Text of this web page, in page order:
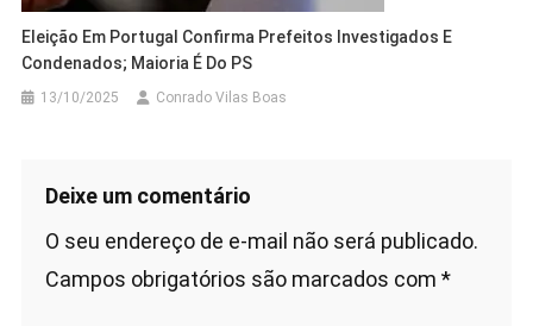
Eleição Em Portugal Confirma Prefeitos Investigados E
Condenados; Maioria É Do PS
13/10/2025 Conrado Vilas Boas
Deixe um comentário
O seu endereço de e-mail não será publicado.
Campos obrigatórios são marcados com *